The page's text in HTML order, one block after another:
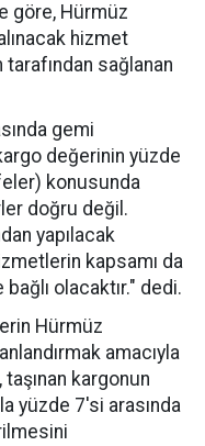
göre, Hürmüz
hizmet
tarafından sağlanan
gemi
değerinin yüzde
konusunda
doğru değil.
yapılacak
kapsamı da
olacaktır." dedi.
Hürmüz
amacıyla
kargonun
yüzde 7'si arasında